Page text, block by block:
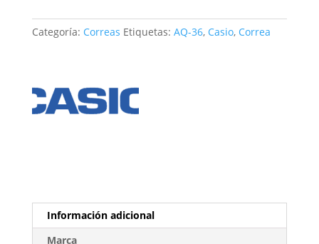
cantidad
Categoría: Correas Etiquetas: AQ-36, Casio, Correa
Información adicional
Marca